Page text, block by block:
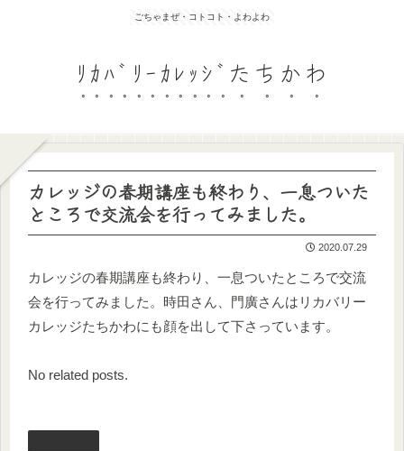
ごちゃまぜ・コトコト・よわよわ
ﾘｶﾊﾞﾘｰｶﾚｯｼﾞたちかわ
カレッジの春期講座も終わり、一息ついた
ところで交流会を行ってみました。
2020.07.29
カレッジの春期講座も終わり、一息ついたところで交流
会を行ってみました。時田さん、門廣さんはリカバリー
カレッジたちかわにも顔を出して下さっています。
No related posts.